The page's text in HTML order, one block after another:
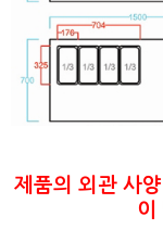
제품의 외관 사
이